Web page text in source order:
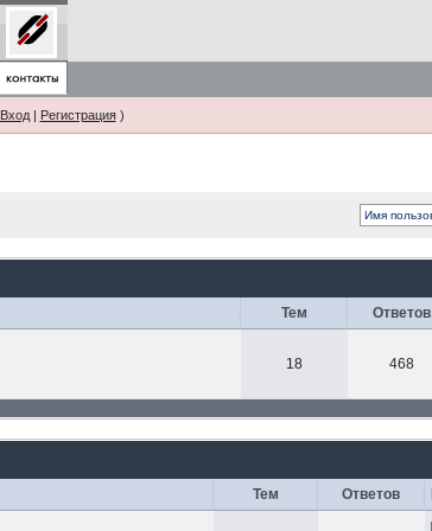
Вход| Регистрация)
Тем Ответов
18 468
Тем Ответов